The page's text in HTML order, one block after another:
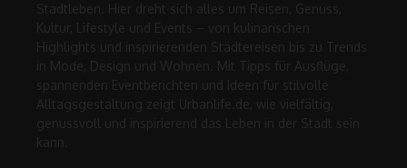
Stadtleben. Hier dreht sich alles um Reisen, Genuss,
Kultur, Lifestyle und Events – von kulinarischen
Highlights und inspirierenden Städtereisen bis zu Trends
in Mode, Design und Wohnen. Mit Tipps für Ausflüge,
spannenden Eventberichten und Ideen für stilvolle
Alltagsgestaltung zeigt Urbanlife.de, wie vielfältig,
genussvoll und inspirierend das Leben in der Stadt sein
kann.